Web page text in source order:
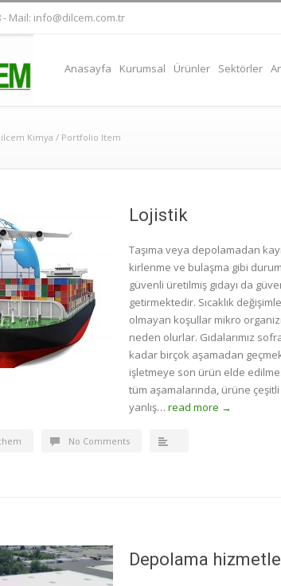
- Mail: info@dilcem.com.tr
Anasayfa Kurumsal Ürünler Sektörler
Kimya / Portfolio Item
Lojistik
Taşıma veya depolamadan
kirlenme ve bulaşma gibi
güvenli üretilmiş gıdayı da
getirmektedir. Sıcaklık
olmayan koşullar mikro
neden olurlar. Gıdalarımız
kadar birçok aşamadan
işletmeye son ürün elde
tüm aşamalarında, ürüne
yanlış… read more →
No Comments
Depolama